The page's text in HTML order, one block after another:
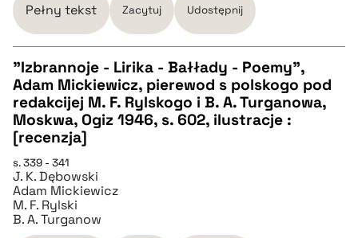
pobierz cytat
Pełny tekst Zacytuj Udostępnij
CZYSTY TEKST
pobierz cytat
BIBTEX
"Izbrannoje - Lirika - Bałłady - Poemy",
Adam Mickiewicz, pierewod s polskogo pod
redakcijej M. F. Rylskogo i B. A. Turganowa,
Moskwa, Ogiz 1946, s. 602, ilustracje :
[recenzja]
s. 339 - 341
J. K. Dębowski
Adam Mickiewicz
M. F. Rylski
B. A. Turganow